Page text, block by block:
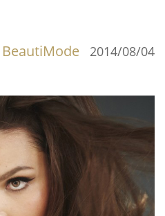
BeautiMode 2014/08/04